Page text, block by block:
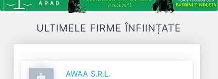
ULTIMELE FIRME ÎNFIINȚATE
AWAA S.R.L.